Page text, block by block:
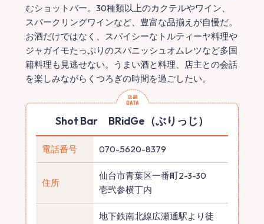
むショットバー。30種類以上のカクテルやワイン、
スパークリングワインなど、豊富な品揃えが自慢だ。
お酒だけではなく、スパイシーなトルティーヤ料理や
ジャガイモたっぷりのスパニッシュオムレツなど多国
籍料理も見逃せない。うまい酒と料理、店主との会話
を楽しみながらくつろぎの時間を過ごしたい。
Shot Bar BRidGe（ぶりっじ）
電話番号 070-5620-8379
住所
仙台市青葉区一番町2-3-30
壱弐参横丁内
地下鉄南北線広瀬通駅より徒